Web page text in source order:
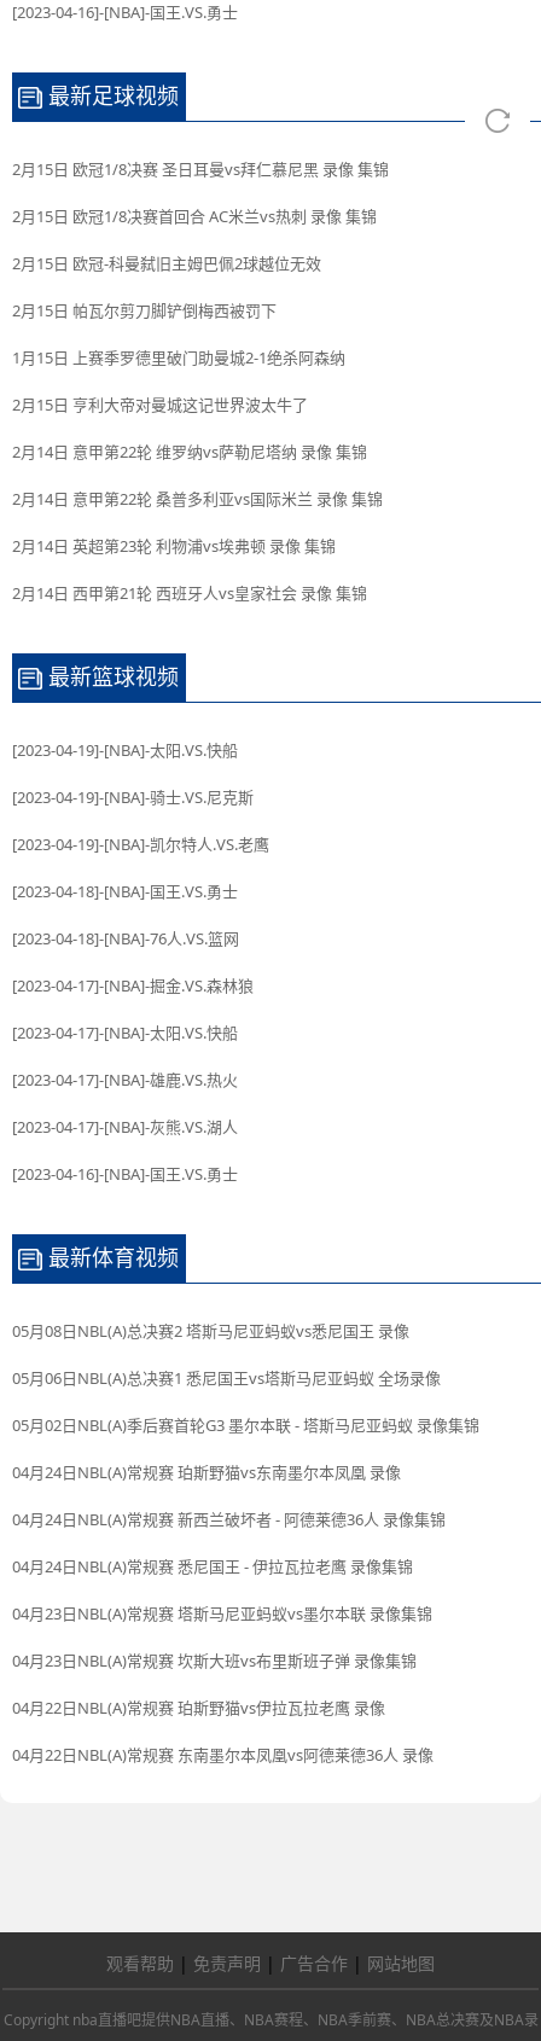
[2023-04-16]-[NBA]-国王.VS.勇士
最新足球视频
2月15日 欧冠1/8决赛 圣日耳曼vs拜仁慕尼黑 录像 集锦
2月15日 欧冠1/8决赛首回合 AC米兰vs热刺 录像 集锦
2月15日 欧冠-科曼弑旧主姆巴佩2球越位无效
2月15日 帕瓦尔剪刀脚铲倒梅西被罚下
1月15日 上赛季罗德里破门助曼城2-1绝杀阿森纳
2月15日 亨利大帝对曼城这记世界波太牛了
2月14日 意甲第22轮 维罗纳vs萨勒尼塔纳 录像 集锦
2月14日 意甲第22轮 桑普多利亚vs国际米兰 录像 集锦
2月14日 英超第23轮 利物浦vs埃弗顿 录像 集锦
2月14日 西甲第21轮 西班牙人vs皇家社会 录像 集锦
最新篮球视频
[2023-04-19]-[NBA]-太阳.VS.快船
[2023-04-19]-[NBA]-骑士.VS.尼克斯
[2023-04-19]-[NBA]-凯尔特人.VS.老鹰
[2023-04-18]-[NBA]-国王.VS.勇士
[2023-04-18]-[NBA]-76人.VS.篮网
[2023-04-17]-[NBA]-掘金.VS.森林狼
[2023-04-17]-[NBA]-太阳.VS.快船
[2023-04-17]-[NBA]-雄鹿.VS.热火
[2023-04-17]-[NBA]-灰熊.VS.湖人
[2023-04-16]-[NBA]-国王.VS.勇士
最新体育视频
05月08日NBL(A)总决赛2 塔斯马尼亚蚂蚁vs悉尼国王 录像
05月06日NBL(A)总决赛1 悉尼国王vs塔斯马尼亚蚂蚁 全场录像
05月02日NBL(A)季后赛首轮G3 墨尔本联 - 塔斯马尼亚蚂蚁 录像集锦
04月24日NBL(A)常规赛 珀斯野猫vs东南墨尔本凤凰 录像
04月24日NBL(A)常规赛 新西兰破坏者 - 阿德莱德36人 录像集锦
04月24日NBL(A)常规赛 悉尼国王 - 伊拉瓦拉老鹰 录像集锦
04月23日NBL(A)常规赛 塔斯马尼亚蚂蚁vs墨尔本联 录像集锦
04月23日NBL(A)常规赛 坎斯大班vs布里斯班子弹 录像集锦
04月22日NBL(A)常规赛 珀斯野猫vs伊拉瓦拉老鹰 录像
04月22日NBL(A)常规赛 东南墨尔本凤凰vs阿德莱德36人 录像
观看帮助 | 免责声明 | 广告合作 | 网站地图
Copyright nba直播吧提供NBA直播、NBA赛程、NBA季前赛、NBA总决赛及NBA录